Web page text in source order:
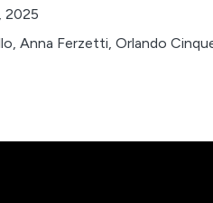
2025
Anna Ferzetti, Orlando